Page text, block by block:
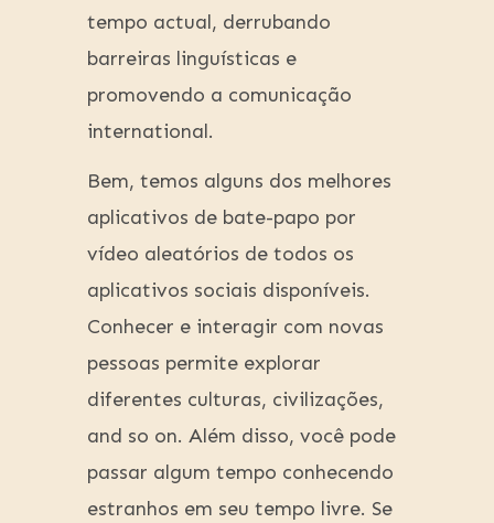
tempo actual, derrubando
barreiras linguísticas e
promovendo a comunicação
international.
Bem, temos alguns dos melhores
aplicativos de bate-papo por
vídeo aleatórios de todos os
aplicativos sociais disponíveis.
Conhecer e interagir com novas
pessoas permite explorar
diferentes culturas, civilizações,
and so on. Além disso, você pode
passar algum tempo conhecendo
estranhos em seu tempo livre. Se